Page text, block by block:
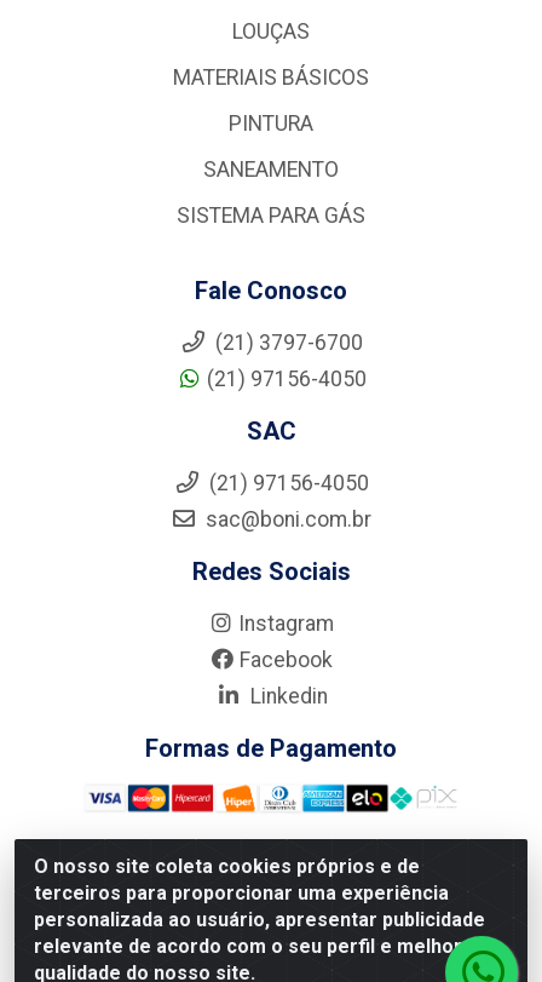
O nosso site coleta cookies próprios e de
terceiros para proporcionar uma experiência
personalizada ao usuário, apresentar publicidade
relevante de acordo com o seu perfil e melhorar a
qualidade do nosso site.
LOUÇAS
MATERIAIS BÁSICOS
PINTURA
SANEAMENTO
SISTEMA PARA GÁS
Fale Conosco
(21) 3797-6700
(21) 97156-4050
SAC
(21) 97156-4050
sac@boni.com.br
Redes Sociais
Instagram
Facebook
Linkedin
Formas de Pagamento
Nova Boni Distribuidora de Material de Construção LTDA - Rua
Alice Tibiriçá, 330 - Vila Da Penha, Rio de Janeiro/RJ - CEP:
21.210-110 - CNPJ: 11.003.135/0001-27